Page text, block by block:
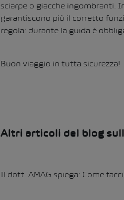
sciarpe o giacche ingombranti.
garantiscono più il corretto
regola: durante la guida è
Buon viaggio in tutta sicurezza!
Altri articoli del blog
Il dott. AMAG spiega: Come